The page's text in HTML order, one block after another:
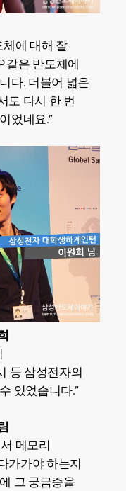
체에 대해 잘
같은 반도체에
다. 더불어 넓은
도 다시 한 번
었네요.”
등 삼성전자의
있었습니다.”
메모리
가가야 하는지
그 궁금증을